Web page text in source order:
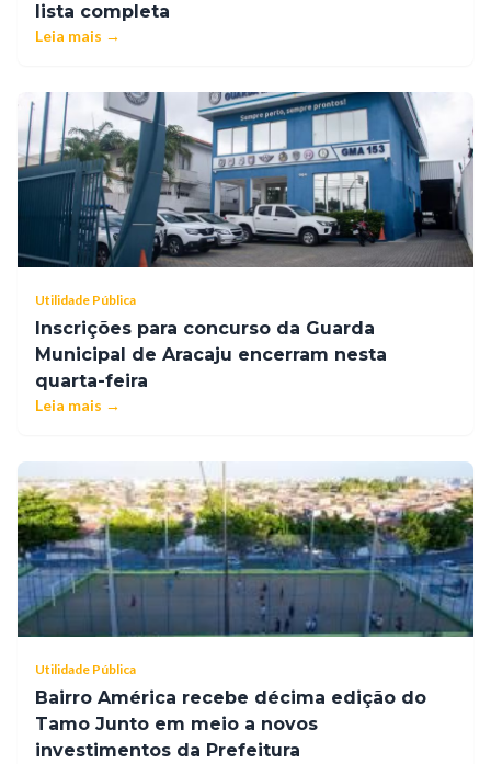
lista completa
Leia mais →
Utilidade Pública
Inscrições para concurso da Guarda
Municipal de Aracaju encerram nesta
quarta-feira
Leia mais →
Utilidade Pública
Bairro América recebe décima edição do
Tamo Junto em meio a novos
investimentos da Prefeitura